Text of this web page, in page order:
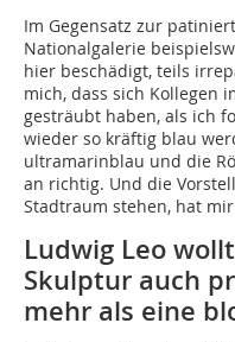
Im Gegensatz zur
Nationalgalerie
hier beschädigt, teils
mich, dass sich Kollegen
gesträubt haben, als ich
wieder so kräftig blau
ultramarinblau und die
an richtig. Und die
Stadtraum stehen, hat
Ludwig Leo
Skulptur auch
mehr als eine